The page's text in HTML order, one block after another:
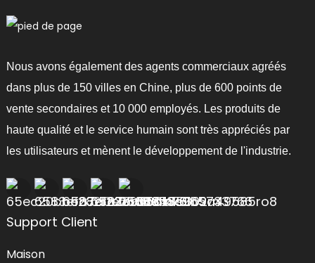
Nous avons également des agents commerciaux agréés
dans plus de 150 villes en Chine, plus de 600 points de
vente secondaires et 10 000 employés. Les produits de
haute qualité et le service humain sont très appréciés par
les utilisateurs et mènent le développement de l'industrie.
Support Client
Maison